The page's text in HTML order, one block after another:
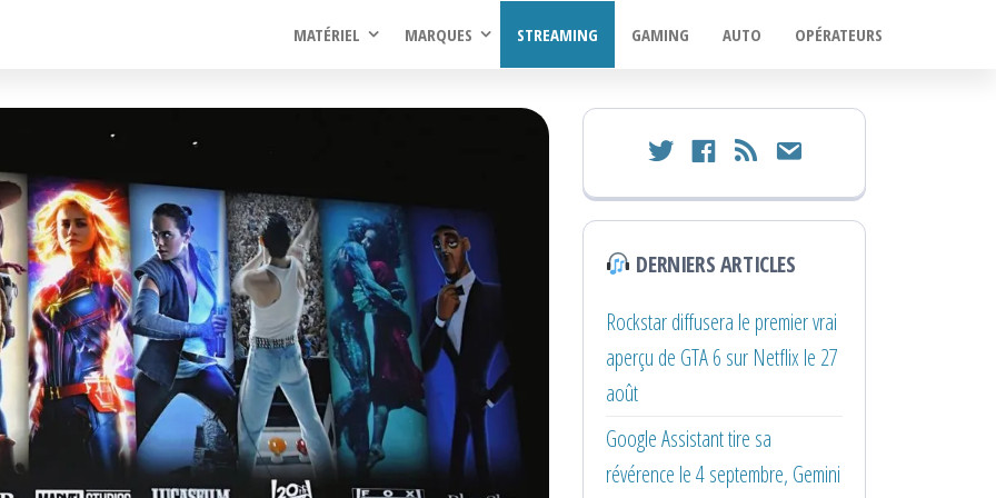
MATÉRIEL MARQUES STREAMING GAMING AUTO OPÉRATEURS
twitter facebook
rss email
DERNIERS ARTICLES
Rockstar diffusera le premier vrai
aperçu de GTA 6 sur Netflix le 27
août
Google Assistant tire sa
révérence le 4 septembre, Gemini